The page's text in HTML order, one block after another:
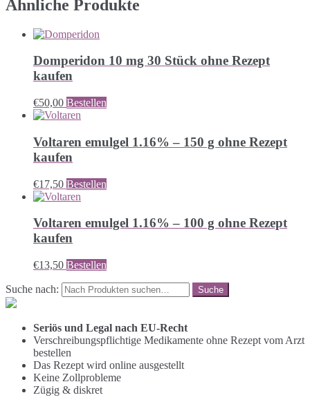
Ähnliche Produkte
Domperidon 10 mg 30 Stück ohne Rezept
kaufen
€50,00 Bestellen
Voltaren emulgel 1.16% – 150 g ohne Rezept
kaufen
€17,50 Bestellen
Voltaren emulgel 1.16% – 100 g ohne Rezept
kaufen
€13,50 Bestellen
Suche nach:
Seriös und Legal nach EU-Recht
Verschreibungspflichtige Medikamente ohne Rezept vom Arzt
bestellen
Das Rezept wird online ausgestellt
Keine Zollprobleme
Zügig & diskret